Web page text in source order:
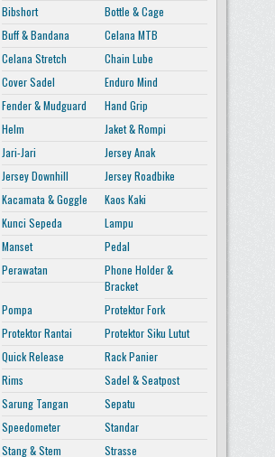
Bibshort
Bottle & Cage
Buff & Bandana
Celana MTB
Celana Stretch
Chain Lube
Cover Sadel
Enduro Mind
Fender & Mudguard
Hand Grip
Helm
Jaket & Rompi
Jari-Jari
Jersey Anak
Jersey Downhill
Jersey Roadbike
Kacamata & Goggle
Kaos Kaki
Kunci Sepeda
Lampu
Manset
Pedal
Perawatan
Phone Holder &
Bracket
Pompa
Protektor Fork
Protektor Rantai
Protektor Siku Lutut
Quick Release
Rack Panier
Rims
Sadel & Seatpost
Sarung Tangan
Sepatu
Speedometer
Standar
Stang & Stem
Strasse